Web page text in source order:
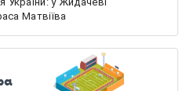
Матвіїва